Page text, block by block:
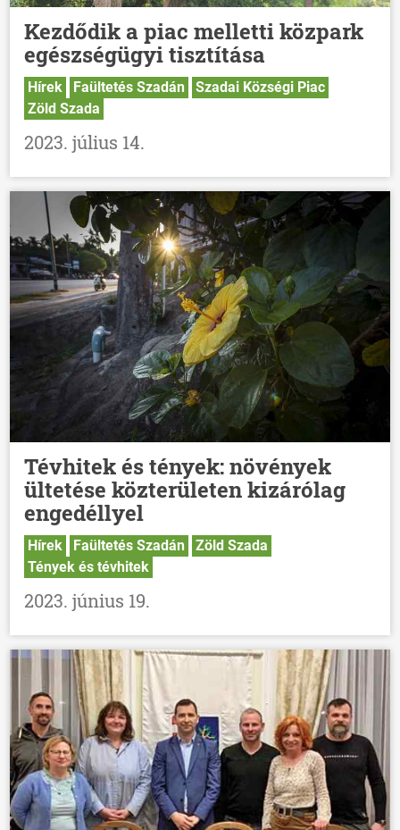
Kezdődik a piac melletti közpark
egészségügyi tisztítása
Hírek Faültetés Szadán
Szadai Községi Piac
Zöld Szada
2023. július 14.
Tévhitek és tények: növények
ültetése közterületen kizárólag
engedéllyel
Hírek Faültetés Szadán
Zöld Szada
Tények és tévhitek
2023. június 19.